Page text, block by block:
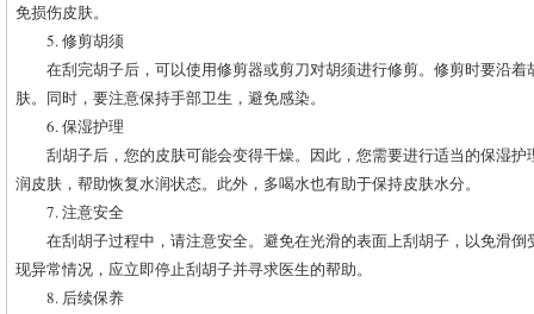
免损伤皮肤。
5. 修剪胡须
在刮完胡子后，可以使用修剪器或剪刀对胡须进行修剪。修剪时要沿
肤。同时，要注意保持手部卫生，避免感染。
6. 保湿护理
刮胡子后，您的皮肤可能会变得干燥。因此，您需要进行适当的保湿
润皮肤，帮助恢复水润状态。此外，多喝水也有助于保持皮肤水分。
7. 注意安全
在刮胡子过程中，请注意安全。避免在光滑的表面上刮胡子，以免滑
现异常情况，应立即停止刮胡子并寻求医生的帮助。
8. 后续保养